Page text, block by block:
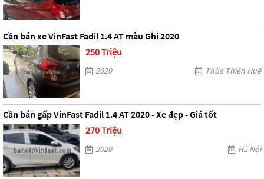
Cần bán xe VinFast Fadil 1.4 AT màu Ghi 2020
250 Triệu
2020 Thừa Thiên Huế
Cần bán gấp VinFast Fadil 1.4 AT 2020 - Xe đẹp - Giá tốt
270 Triệu
2020 Hà Nội